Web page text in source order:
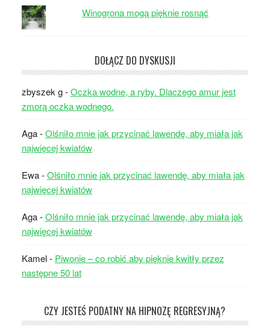
Winogrona mogą pięknie rosnąć
DOŁĄCZ DO DYSKUSJI
zbyszek g-Oczka wodne, a ryby. Dlaczego amur jest
zmorą oczka wodnego.
Aga-Olśniło mnie jak przycinać lawendę, aby miała jak
najwięcej kwiatów
Ewa-Olśniło mnie jak przycinać lawendę, aby miała jak
najwięcej kwiatów
Aga-Olśniło mnie jak przycinać lawendę, aby miała jak
najwięcej kwiatów
Kamel- Piwonie – co robić aby pięknie kwitły przez
następne 50 lat
CZY JESTEŚ PODATNY NA HIPNOZĘ REGRESYJNĄ?